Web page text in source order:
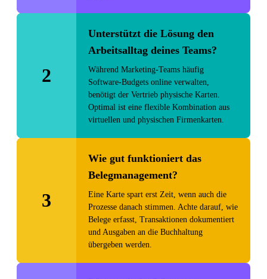
2
Unterstützt die Lösung den
Arbeitsalltag deines Teams?
Während Marketing-Teams häufig
Software-Budgets online verwalten,
benötigt der Vertrieb physische Karten.
Optimal ist eine flexible Kombination aus
virtuellen und physischen Firmenkarten.
3
Wie gut funktioniert das
Belegmanagement?
Eine Karte spart erst Zeit, wenn auch die
Prozesse danach stimmen. Achte darauf, wie
Belege erfasst, Transaktionen dokumentiert
und Ausgaben an die Buchhaltung
übergeben werden.